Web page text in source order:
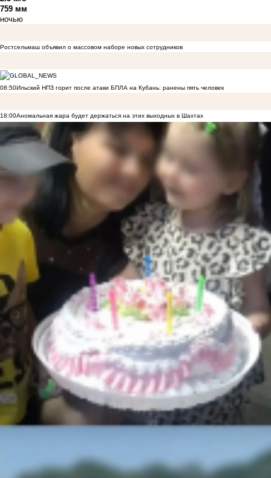
759 мм
ночью
Ростсельмаш объявил о массовом наборе новых сотрудников
08:50Ильский НПЗ горит после атаки БПЛА на Кубань: ранены пять человек
18:00Аномальная жара будет держаться на этих выходных в Шахтах